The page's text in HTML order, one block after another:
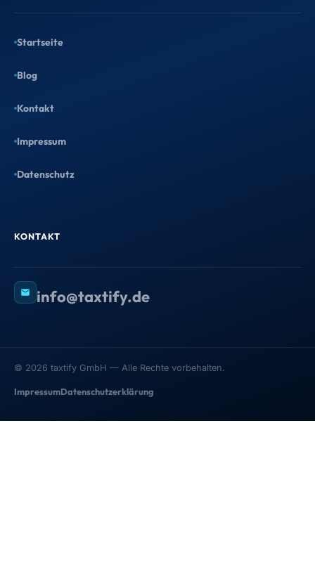
Startseite
Blog
Kontakt
Impressum
Datenschutz
KONTAKT
info@taxtify.de
© 2026 taxtify GmbH — Alle Rechte vorbehalten.
ImpressumDatenschutzerklärung